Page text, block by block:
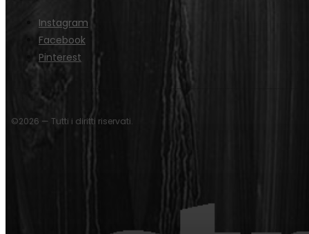
Instagram
Facebook
Pinterest
©2026 — Tutti i diritti riservati.